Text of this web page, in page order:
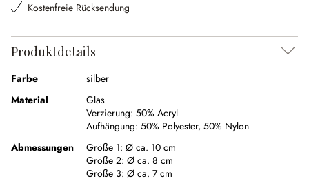
Kostenfreie Rücksendung
Produktdetails
Farbe
silber
Material
Glas
Verzierung: 50% Acryl
Aufhängung: 50% Polyester, 50% Nylon
Abmessungen
Größe 1: Ø ca. 10 cm
Größe 2: Ø ca. 8 cm
Größe 3: Ø ca. 7 cm